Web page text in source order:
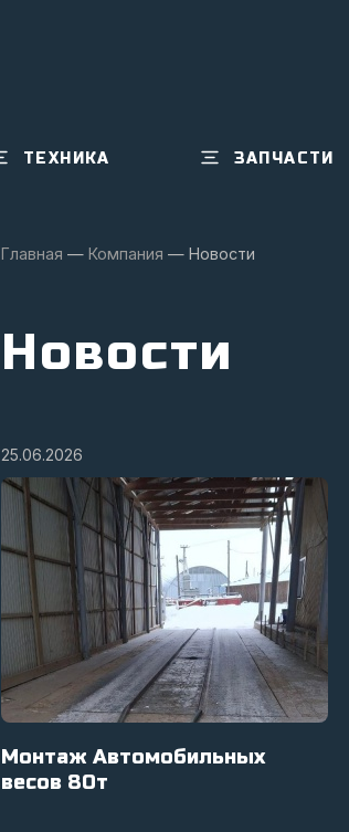
ТЕХНИКА ЗАПЧАСТИ
Главная — Компания — Новости
Новости
25.06.2026
Монтаж Автомобильных
весов 80т